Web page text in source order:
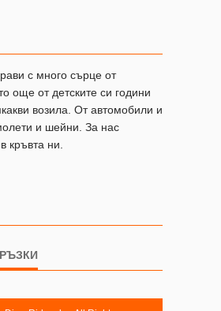
с много сърце от
още от детските си години
возила. От автомобили и
и шейни. За нас
кръвта ни.